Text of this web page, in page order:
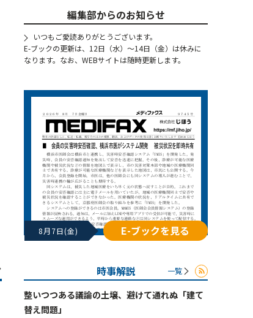
編集部からのお知らせ
いつもご愛読ありがとうございます。
E-ブックの更新は、12日（水）～14日（金）は休みに
なります。なお、WEBサイトは随時更新します。
8月7日(金) E-ブックを見る
時事解説 一覧
整いつつある議論の土壌、避けて通れぬ「建て
替え問題」